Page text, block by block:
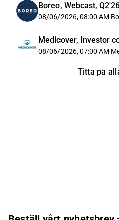
Boreo, Webcast,
08/06/2026, 08:00 AM
Medicover, Investor
08/06/2026, 07:00 AM
Titta på